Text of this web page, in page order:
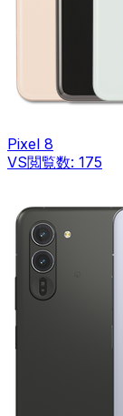
Pixel 8
VS閲覧数: 175